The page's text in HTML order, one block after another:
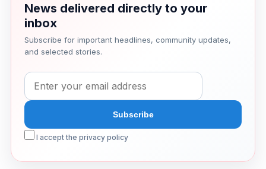
News delivered directly to your
inbox
Subscribe for important headlines, community updates,
and selected stories.
I accept the privacy policy